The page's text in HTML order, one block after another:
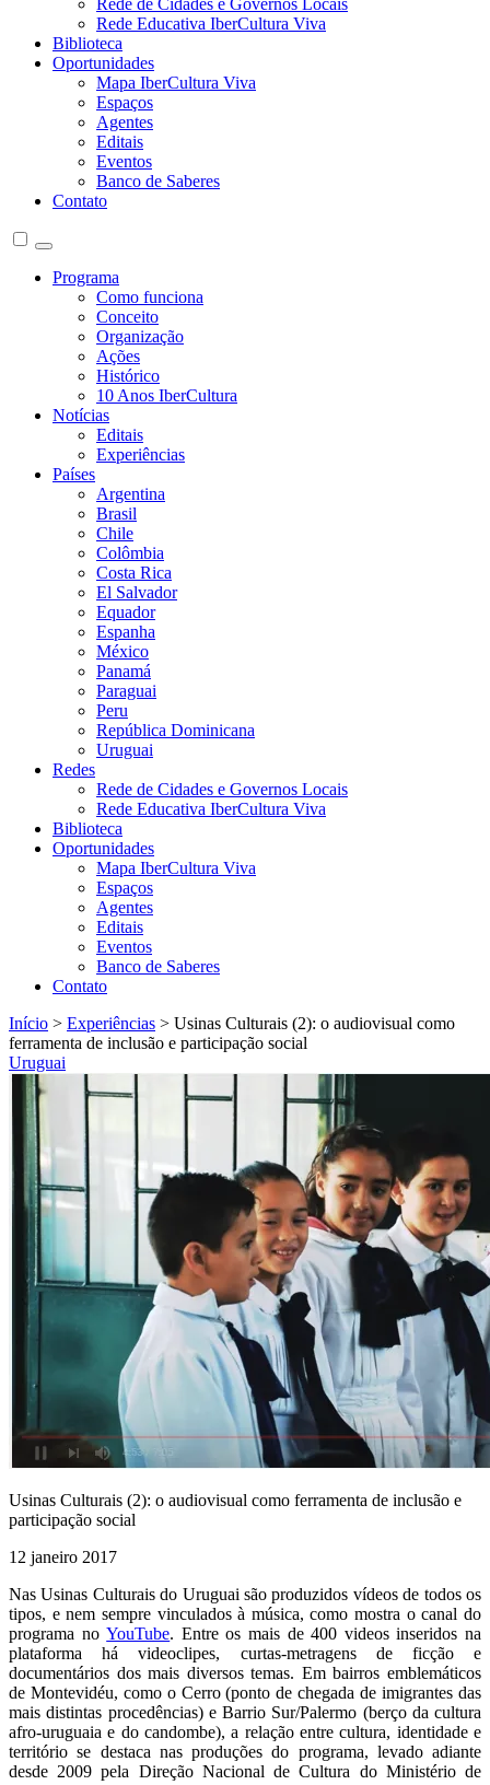
Rede de Cidades e Governos Locais
Rede Educativa IberCultura Viva
Biblioteca
Oportunidades
Mapa IberCultura Viva
Espaços
Agentes
Editais
Eventos
Banco de Saberes
Contato
Programa
Como funciona
Conceito
Organização
Ações
Histórico
10 Anos IberCultura
Notícias
Editais
Experiências
Países
Argentina
Brasil
Chile
Colômbia
Costa Rica
El Salvador
Equador
Espanha
México
Panamá
Paraguai
Peru
República Dominicana
Uruguai
Redes
Rede de Cidades e Governos Locais
Rede Educativa IberCultura Viva
Biblioteca
Oportunidades
Mapa IberCultura Viva
Espaços
Agentes
Editais
Eventos
Banco de Saberes
Contato
Início > Experiências > Usinas Culturais (2): o audiovisual como
ferramenta de inclusão e participação social
Uruguai
Usinas Culturais (2): o audiovisual como ferramenta de inclusão e
participação social
12 janeiro 2017
Nas Usinas Culturais do Uruguai são produzidos vídeos de todos os
tipos, e nem sempre vinculados à música, como mostra o canal do
programa noYouTube. Entre os mais de 400 videos inseridos na
plataforma há videoclipes, curtas-metragens de ficção e
documentários dos mais diversos temas. Em bairros emblemáticos
de Montevidéu, como o Cerro (ponto de chegada de imigrantes das
mais distintas procedências) e Barrio Sur/Palermo (berço da cultura
afro-uruguaia e do candombe), a relação entre cultura, identidade e
território se destaca nas produções do programa, levado adiante
desde 2009 pela Direção Nacional de Cultura do Ministério de